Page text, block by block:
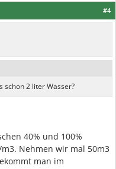
#4
schon 2 liter Wasser?
40% und 100%
Nehmen wir mal 50m3
man im